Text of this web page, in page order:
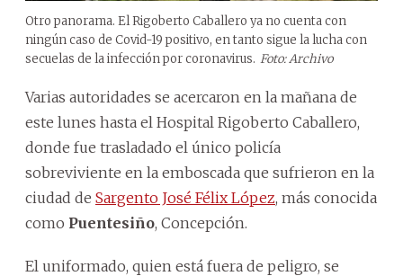
Otro panorama. El Rigoberto Caballero ya no cuenta con
ningún caso de Covid-19 positivo, en tanto sigue la lucha con
secuelas de la infección por coronavirus. Foto: Archivo
Varias autoridades se acercaron en la mañana de
este lunes hasta el Hospital Rigoberto Caballero,
donde fue trasladado el único policía
sobreviviente en la emboscada que sufrieron en la
ciudad de Sargento José Félix López, más conocida
como Puentesiño, Concepción.
El uniformado, quien está fuera de peligro, se